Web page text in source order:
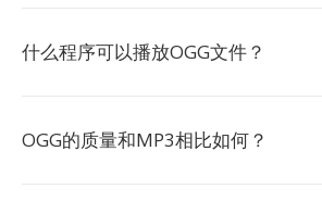
什么程序可以播放OGG文件？
OGG的质量和MP3相比如何？